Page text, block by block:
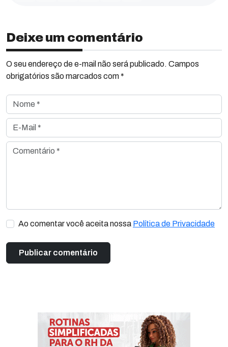
Deixe um comentário
O seu endereço de e-mail não será publicado. Campos
obrigatórios são marcados com *
Nome *
E-Mail *
Comentário *
Ao comentar você aceita nossa Política de Privacidade